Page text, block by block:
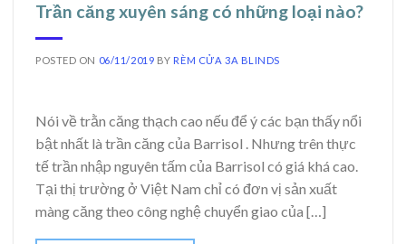
Trần căng xuyên sáng có những loại nào?
POSTED ON 06/11/2019 BY RÈM CỬA 3A BLINDS
Nói về trằn căng thạch cao nếu để ý các bạn thấy nổi
bật nhất là trần căng của Barrisol . Nhưng trên thực
tế trần nhập nguyên tấm của Barrisol có giá khá cao.
Tại thị trường ở Việt Nam chỉ có đơn vị sản xuất
màng căng theo công nghệ chuyển giao của […]